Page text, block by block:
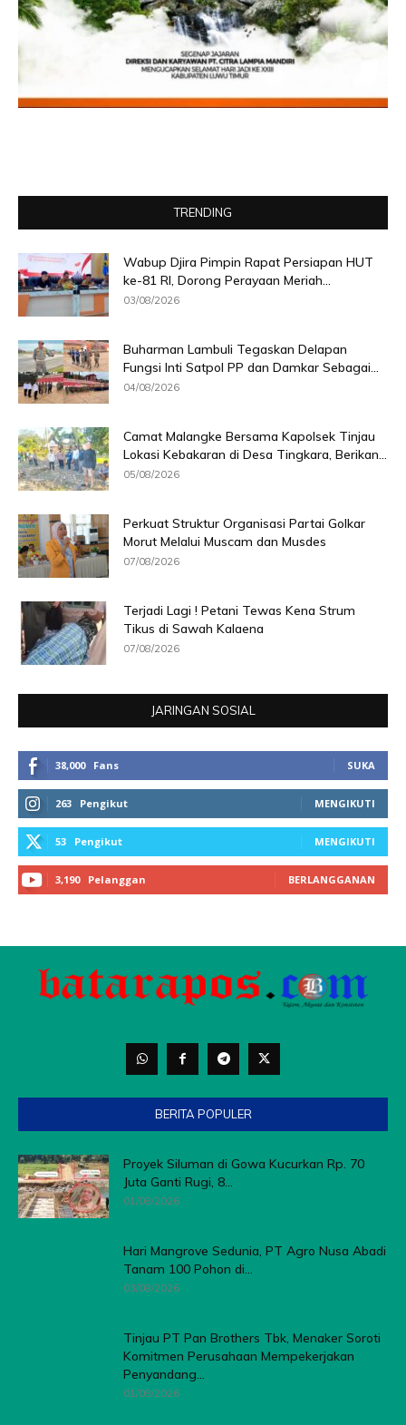
TRENDING
Wabup Djira Pimpin Rapat Persiapan HUT
ke-81 RI, Dorong Perayaan Meriah...
03/08/2026
Buharman Lambuli Tegaskan Delapan
Fungsi Inti Satpol PP dan Damkar Sebagai...
04/08/2026
Camat Malangke Bersama Kapolsek Tinjau
Lokasi Kebakaran di Desa Tingkara, Berikan...
05/08/2026
Perkuat Struktur Organisasi Partai Golkar
Morut Melalui Muscam dan Musdes
07/08/2026
Terjadi Lagi ! Petani Tewas Kena Strum
Tikus di Sawah Kalaena
07/08/2026
JARINGAN SOSIAL
38,000 Fans SUKA
263 Pengikut MENGIKUTI
53 Pengikut MENGIKUTI
3,190 Pelanggan BERLANGGANAN
BERITA POPULER
Proyek Siluman di Gowa Kucurkan Rp. 70
Juta Ganti Rugi, 8...
01/08/2026
Hari Mangrove Sedunia, PT Agro Nusa Abadi
Tanam 100 Pohon di...
03/08/2026
Tinjau PT Pan Brothers Tbk, Menaker Soroti
Komitmen Perusahaan Mempekerjakan
Penyandang...
01/08/2026